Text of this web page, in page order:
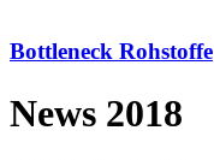
Bottleneck Rohstoffe
News 2018